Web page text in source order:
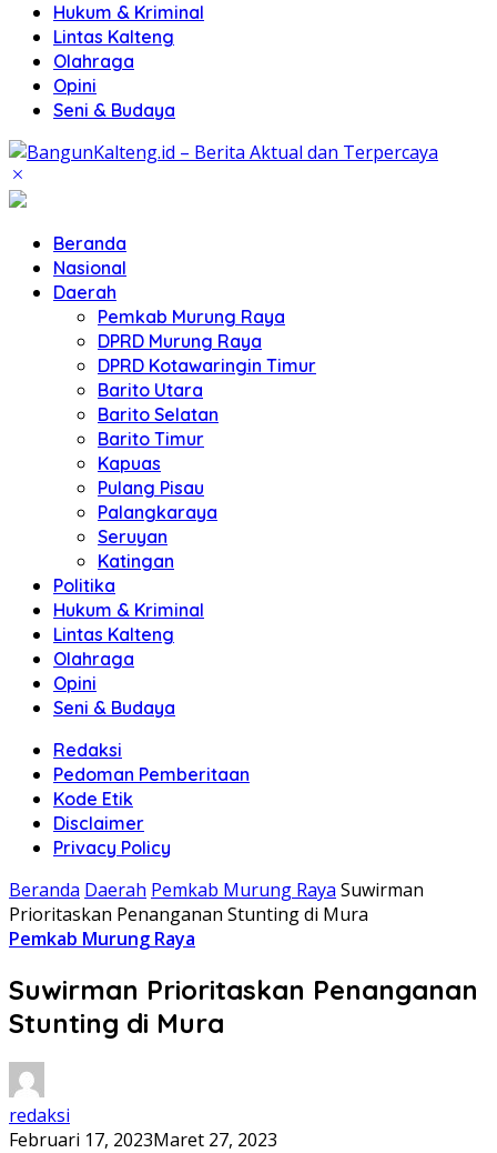
Hukum & Kriminal
Lintas Kalteng
Olahraga
Opini
Seni & Budaya
Beranda
Nasional
Daerah
Pemkab Murung Raya
DPRD Murung Raya
DPRD Kotawaringin Timur
Barito Utara
Barito Selatan
Barito Timur
Kapuas
Pulang Pisau
Palangkaraya
Seruyan
Katingan
Politika
Hukum & Kriminal
Lintas Kalteng
Olahraga
Opini
Seni & Budaya
Redaksi
Pedoman Pemberitaan
Kode Etik
Disclaimer
Privacy Policy
Beranda Daerah Pemkab Murung Raya Suwirman
Prioritaskan Penanganan Stunting di Mura
Pemkab Murung Raya
Suwirman Prioritaskan Penanganan
Stunting di Mura
redaksi
Februari 17, 2023Maret 27, 2023